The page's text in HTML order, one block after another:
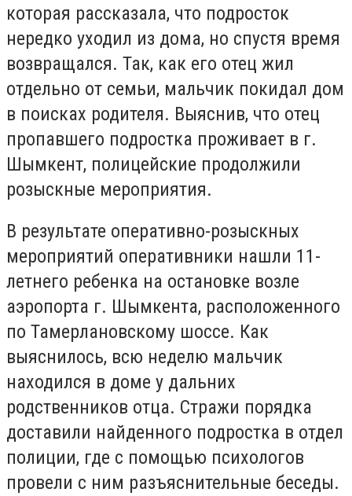
которая рассказала, что подросток
нередко уходил из дома, но спустя время
возвращался. Так, как его отец жил
отдельно от семьи, мальчик покидал дом
в поисках родителя. Выяснив, что отец
пропавшего подростка проживает в г.
Шымкент, полицейские продолжили
розыскные мероприятия.
В результате оперативно-розыскных
мероприятий оперативники нашли 11-
летнего ребенка на остановке возле
аэропорта г. Шымкента, расположенного
по Тамерлановскому шоссе. Как
выяснилось, всю неделю мальчик
находился в доме у дальних
родственников отца. Стражи порядка
доставили найденного подростка в отдел
полиции, где с помощью психологов
провели с ним разъяснительные беседы.